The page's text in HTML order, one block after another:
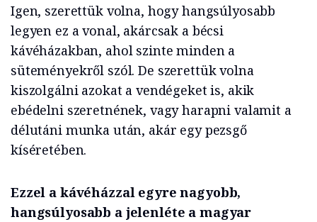
Igen, szerettük volna, hogy hangsúlyosabb
legyen ez a vonal, akárcsak a bécsi
kávéházakban, ahol szinte minden a
süteményekről szól. De szerettük volna
kiszolgálni azokat a vendégeket is, akik
ebédelni szeretnének, vagy harapni valamit a
délutáni munka után, akár egy pezsgő
kíséretében.
Ezzel a kávéházzal egyre nagyobb,
hangsúlyosabb a jelenléte a magyar